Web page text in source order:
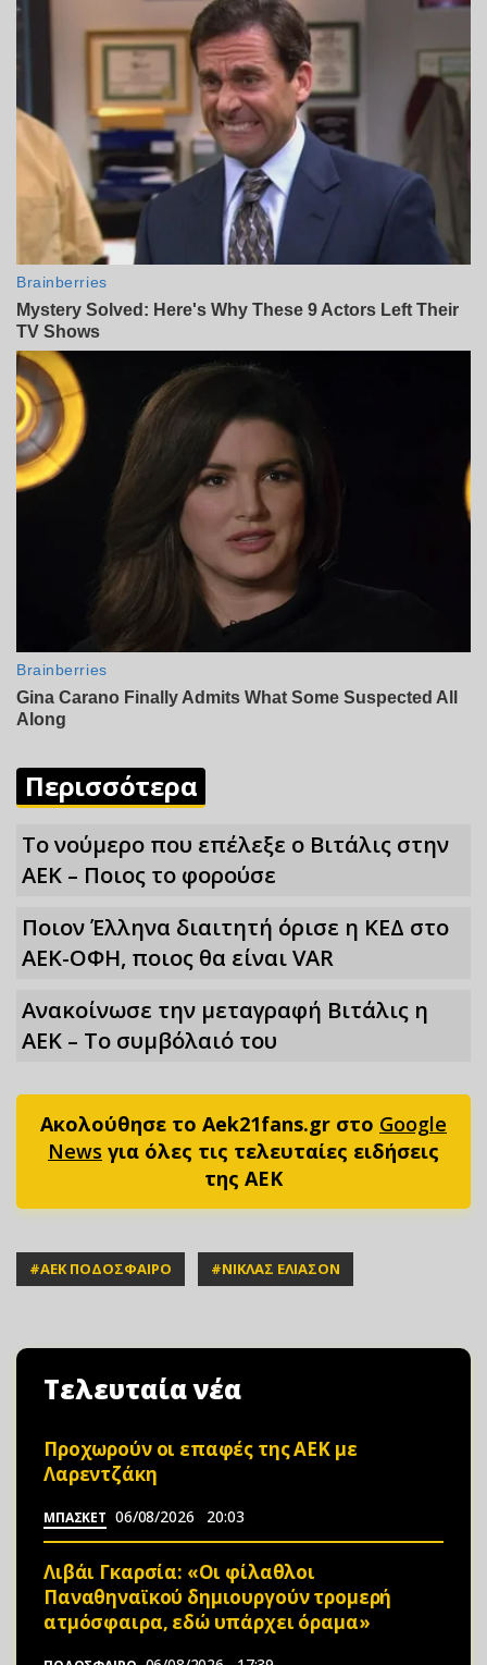
Περισσότερα
Το νούμερο που επέλεξε ο Βιτάλις στην
ΑΕΚ – Ποιος το φορούσε
Ποιον Έλληνα διαιτητή όρισε η ΚΕΔ στο
ΑΕΚ-ΟΦΗ, ποιος θα είναι VAR
Ανακοίνωσε την μεταγραφή Βιτάλις η
ΑΕΚ – Το συμβόλαιό του
Ακολούθησε το Aek21fans.gr στο Google
News για όλες τις τελευταίες ειδήσεις
της ΑΕΚ
#ΑΕΚ ΠΟΔΟΣΦΑΙΡΟ #ΝΙΚΛΑΣ ΕΛΙΑΣΟΝ
Τελευταία νέα
Προχωρούν οι επαφές της ΑΕΚ με
Λαρεντζάκη
ΜΠΑΣΚΕΤ 06/08/2026 20:03
Λιβάι Γκαρσία: «Οι φίλαθλοι
Παναθηναϊκού δημιουργούν τρομερή
ατμόσφαιρα, εδώ υπάρχει όραμα»